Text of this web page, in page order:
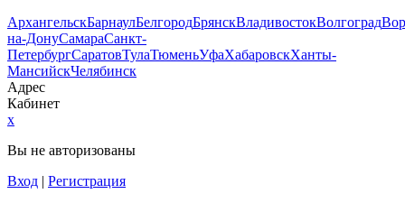
АрхангельскБарнаулБелгородБрянскВладивостокВолгоград
на-ДонуСамараСанкт-
ПетербургСаратовТулаТюменьУфаХабаровскХанты-
МансийскЧелябинск
Адрес
Кабинет
x
Вы не авторизованы
Вход | Регистрация